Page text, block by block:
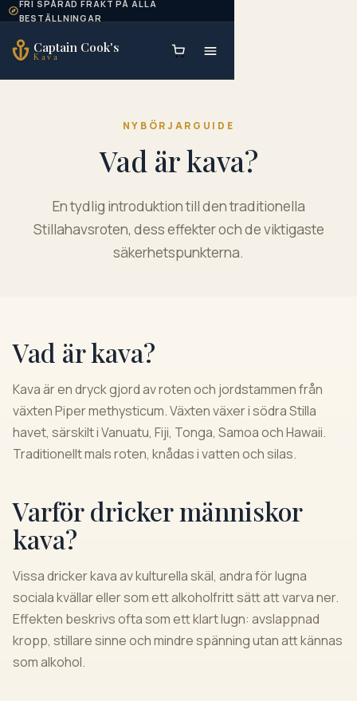
Skip to content
FRI SPÅRAD FRAKT PÅ ALLA
BESTÄLLNINGAR
Captain Cook's
Kava
NYBÖRJARGUIDE
Vad är kava?
En tydlig introduktion till den traditionella
Stillahavsroten, dess effekter och de viktigaste
säkerhetspunkterna.
Vad är kava?
Kava är en dryck gjord av roten och jordstammen från
växten Piper methysticum. Växten växer i södra Stilla
havet, särskilt i Vanuatu, Fiji, Tonga, Samoa och Hawaii.
Traditionellt mals roten, knådas i vatten och silas.
Varför dricker människor
kava?
Vissa dricker kava av kulturella skäl, andra för lugna
sociala kvällar eller som ett alkoholfritt sätt att varva ner.
Effekten beskrivs ofta som ett klart lugn: avslappnad
kropp, stillare sinne och mindre spänning utan att kännas
som alkohol.